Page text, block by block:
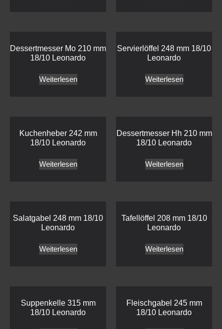
Dessertmesser Mo 210 mm
18/10 Leonardo
Weiterlesen
Servierlöffel 248 mm 18/10
Leonardo
Weiterlesen
Kuchenheber 242 mm
18/10 Leonardo
Weiterlesen
Dessertmesser Hh 210 mm
18/10 Leonardo
Weiterlesen
Salatgabel 248 mm 18/10
Leonardo
Weiterlesen
Tafellöffel 208 mm 18/10
Leonardo
Weiterlesen
Suppenkelle 315 mm
18/10 Leonardo
Fleischgabel 245 mm
18/10 Leonardo